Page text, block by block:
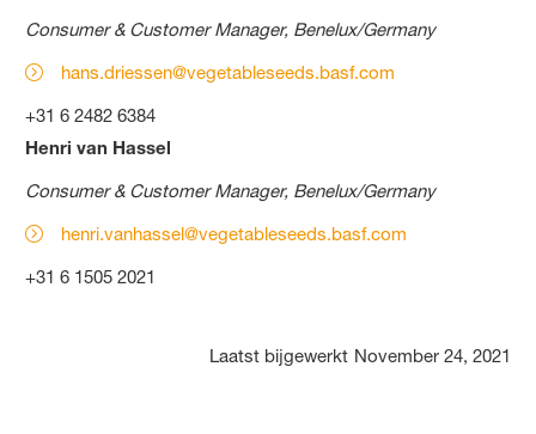
Consumer & Customer Manager, Benelux/Germany
hans.driessen@vegetableseeds.basf.com
+31 6 2482 6384
Henri van Hassel
Consumer & Customer Manager, Benelux/Germany
henri.vanhassel@vegetableseeds.basf.com
+31 6 1505 2021
Laatst bijgewerkt November 24, 2021